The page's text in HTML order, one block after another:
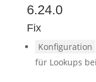
6.24.0
Fix
Konfiguration
für Lookups